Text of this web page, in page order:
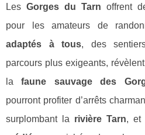
Les Gorges du Tarn offrent
pour les amateurs de
adaptés à tous, des
parcours plus exigeants,
lafaune sauvage des
pourront profiter d’arrêts
surplombant la rivière Tarn, et